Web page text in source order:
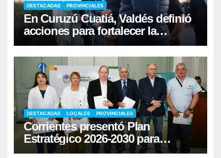
DESTACADAS PROVINCIALES
En Curuzú Cuatiá, Valdés definió
acciones para fortalecer la
infraestructura hídrica
DESTACADAS LOCALES PROVINCIALES
Corrientes presentó Plan
Estratégico 2026-2030 para
fortalecer la donación de órganos